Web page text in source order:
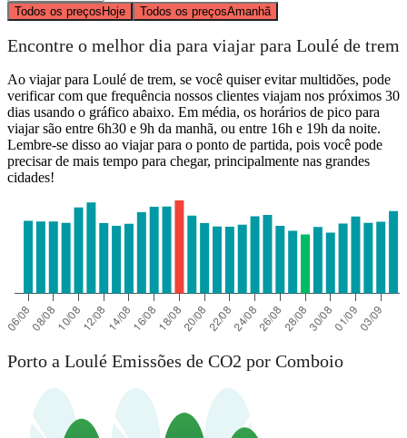
Todos os preçosHoje Todos os preçosAmanhã
Encontre o melhor dia para viajar para Loulé de trem
Ao viajar para Loulé de trem, se você quiser evitar multidões, pode
verificar com que frequência nossos clientes viajam nos próximos 30
dias usando o gráfico abaixo. Em média, os horários de pico para
viajar são entre 6h30 e 9h da manhã, ou entre 16h e 19h da noite.
Lembre-se disso ao viajar para o ponto de partida, pois você pode
precisar de mais tempo para chegar, principalmente nas grandes
cidades!
Porto a Loulé Emissões de CO2 por Comboio